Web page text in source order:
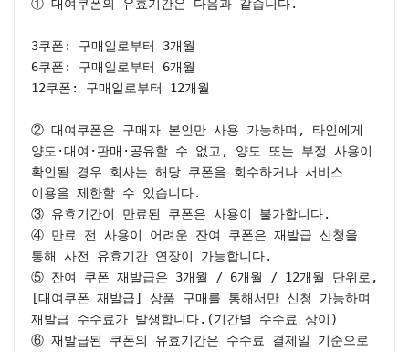
① 대여쿠폰의 유효기간은 다음과 같습니다.
3쿠폰: 구매일로부터 3개월
6쿠폰: 구매일로부터 6개월
12쿠폰: 구매일로부터 12개월
② 대여쿠폰은 구매자 본인만 사용 가능하며, 타인에게
양도·대여·판매·공유할 수 없고, 양도 또는 부정 사용이
확인될 경우 회사는 해당 쿠폰을 회수하거나 서비스
이용을 제한할 수 있습니다.
③ 유효기간이 만료된 쿠폰은 사용이 불가합니다.
④ 만료 전 사용이 어려운 잔여 쿠폰은 재발급 신청을
통해 사전 유효기간 연장이 가능합니다.
⑤ 잔여 쿠폰 재발급은 3개월 / 6개월 / 12개월 단위로,
[대여쿠폰 재발급] 상품 구매를 통해서만 신청 가능하며
재발급 수수료가 발생합니다.(기간별 수수료 상이)
⑥ 재발급된 쿠폰의 유효기간은 수수료 결제일 기준으로